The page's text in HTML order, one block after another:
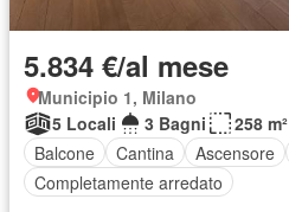
5.834 €/al mese
Municipio 1, Milano
5 Locali
3 Bagni
258 m²
Balcone
Cantina Ascensore
Completamente arredato